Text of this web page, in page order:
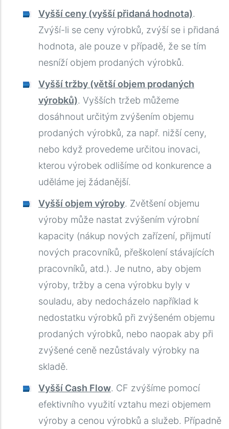
Vyšší ceny (vyšší přidaná hodnota).
Zvýší-li se ceny výrobků, zvýší se i přidaná
hodnota, ale pouze v případě, že se tím
nesníží objem prodaných výrobků.
Vyšší tržby (větší objem prodaných
výrobků). Vyšších tržeb můžeme
dosáhnout určitým zvýšením objemu
prodaných výrobků, za např. nižší ceny,
nebo když provedeme určitou inovaci,
kterou výrobek odlišíme od konkurence a
uděláme jej žádanější.
Vyšší objem výroby. Zvětšení objemu
výroby může nastat zvýšením výrobní
kapacity (nákup nových zařízení, přijmutí
nových pracovníků, přeškolení stávajících
pracovníků, atd.). Je nutno, aby objem
výroby, tržby a cena výrobku byly v
souladu, aby nedocházelo například k
nedostatku výrobků při zvýšeném objemu
prodaných výrobků, nebo naopak aby při
zvýšené ceně nezůstávaly výrobky na
skladě.
Vyšší Cash Flow. CF zvýšíme pomocí
efektivního využití vztahu mezi objemem
výroby a cenou výrobků a služeb. Případně